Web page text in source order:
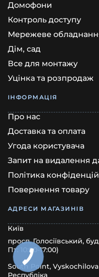
Домофони
Контроль доступу
Мережеве
Дім, сад
Все для монтажу
Уцінка та розпродаж
ІНФОРМАЦІЯ
Про нас
Доставка та оплата
Угода користувача
Запит на видалення
Політика
Повернення товару
АДРЕСИ МАГАЗИНІВ
Київ
просп. Голосіївський,
Пт: 10:00-17:00)
South Point, Vyskochilova
Республіка